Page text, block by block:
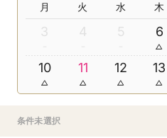
月 火 水 木
3 4 5 6
10 11 12 13
条件未選択